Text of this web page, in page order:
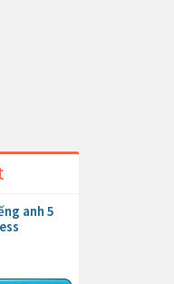
anh 5